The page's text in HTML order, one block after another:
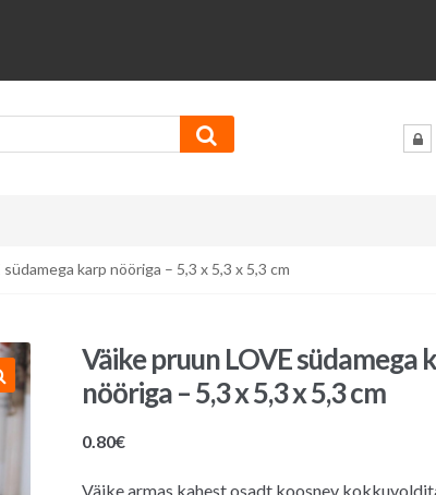
karp nööriga – 5,3 x 5,3 x 5,3 cm
Väike pruun LOVE südamega
nööriga – 5,3 x 5,3 x 5,3 cm
0.80€
Väike armas kahest osadt koosnev